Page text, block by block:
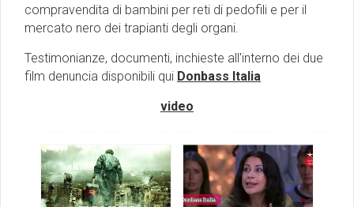
compravendita di bambini per reti di pedofili e per il
mercato nero dei trapianti degli organi.
Testimonianze, documenti, inchieste all'interno dei due
film denuncia disponibili qui Donbass Italia
video